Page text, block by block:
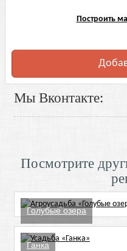
Построить
Мы Вконтакте:
Посмотрите
Голубые озера
Ганка